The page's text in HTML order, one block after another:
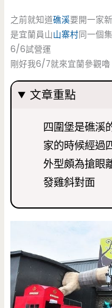
之前就知道礁溪要開一家
是宜蘭員山山寨村同一個
6/6試營運
剛好我6/7就來宜蘭參觀嚕
文章重點
四圍堡是礁溪
家的時候經過
外型頗為搶眼
發雞斜對面